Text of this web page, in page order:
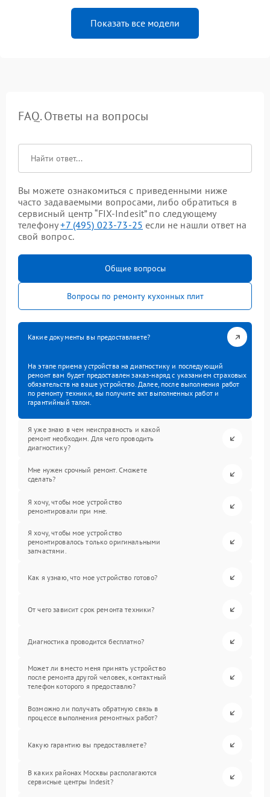
Показать все модели
FAQ. Ответы на вопросы
Вы можете ознакомиться с приведенными ниже
часто задаваемыми вопросами, либо обратиться в
сервисный центр “FIX-Indesit” по следующему
телефону+7 (495) 023-73-25 если не нашли ответ на
свой вопрос.
Общие вопросы
Вопросы по ремонту кухонных плит
Какие документы вы предоставляете?
На этапе приема устройства на диагностику и последующий
ремонт вам будет предоставлен заказ-наряд с указанием страховых
обязательств на ваше устройство. Далее, после выполнения работ
по ремонту техники, вы получите акт выполненных работ и
гарантийный талон.
Я уже знаю в чем неисправность и какой
ремонт необходим. Для чего проводить
диагностику?
Мне нужен срочный ремонт. Сможете
сделать?
Я хочу, чтобы мое устройство
ремонтировали при мне.
Я хочу, чтобы мое устройство
ремонтировалось только оригинальными
запчастями.
Как я узнаю, что мое устройство готово?
От чего зависит срок ремонта техники?
Диагностика проводится бесплатно?
Может ли вместо меня принять устройство
после ремонта другой человек, контактный
телефон которого я предоставлю?
Возможно ли получать обратную связь в
процессе выполнения ремонтных работ?
Какую гарантию вы предоставляете?
В каких районах Москвы располагаются
сервисные центры Indesit?